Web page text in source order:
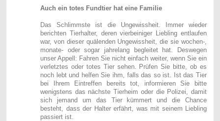
Auch ein totes Fundtier hat eine Familie
Das Schlimmste ist die Ungewissheit. Immer wieder
berichten Tierhalter, deren vierbeiniger Liebling entlaufen
war, von dieser quälenden Ungewissheit, die sie wochen-,
monate- oder sogar jahrelang begleitet hat. Deswegen
unser Appell: Fahren Sie nicht einfach weiter, wenn Sie ein
verletztes oder totes Tier sehen. Prüfen Sie bitte, ob es
noch lebt und helfen Sie ihm, falls das so ist. Ist das Tier
bei Ihrem Eintreffen bereits tot, informieren Sie bitte
wenigstens das nächste Tierheim oder die Polizei, damit
sich jemand um das Tier kümmert und die Chance
besteht, dass der Halter erfährt, was mit seinem Liebling
passiert ist.